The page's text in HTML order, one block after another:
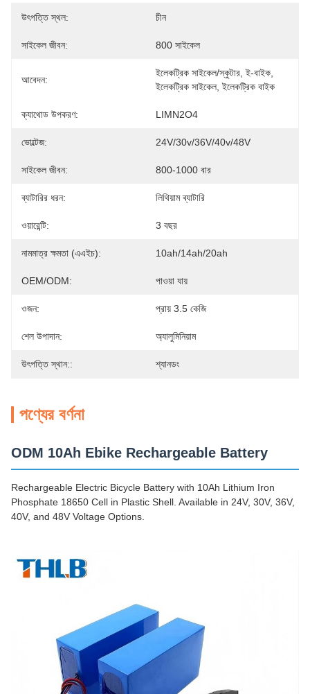
উৎপত্তি স্থল: চীন
সাইকেল জীবন: 800 সাইকেল
আবেদন:
ইলেকট্রিক সাইকেল/স্কুটার, ই-বাইক,
ইলেকট্রিক সাইকেল, ইলেকট্রিক বাইক
ক্যাথোড উপকরণ: LIMN2O4
ভোল্টেজ: 24V/30v/36V/40v/48V
সাইকেল জীবন: 800-1000 বার
ব্যাটারির ধরন: লিথিয়াম ব্যাটারি
ওয়ারেন্টি: 3 বছর
নামমাত্র ক্ষমতা (এএইচ): 10ah/14ah/20ah
OEM/ODM: পাওয়া যায়
ওজন: প্রায় 3.5 কেজি
শেল উপাদান: অ্যালুমিনিয়াম
উৎপত্তি স্থান:: শ্যানডং
পণ্যের বর্ণনা
ODM 10Ah Ebike Rechargeable Battery
Rechargeable Electric Bicycle Battery with 10Ah Lithium Iron
Phosphate 18650 Cell in Plastic Shell. Available in 24V, 30V, 36V,
40V, and 48V Voltage Options.